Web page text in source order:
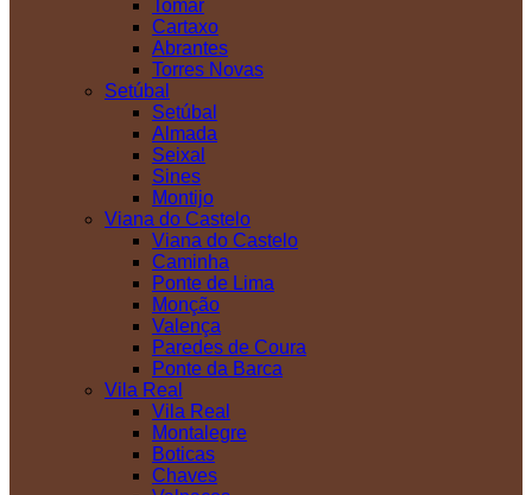
Tomar
Cartaxo
Abrantes
Torres Novas
Setúbal
Setúbal
Almada
Seixal
Sines
Montijo
Viana do Castelo
Viana do Castelo
Caminha
Ponte de Lima
Monção
Valença
Paredes de Coura
Ponte da Barca
Vila Real
Vila Real
Montalegre
Boticas
Chaves